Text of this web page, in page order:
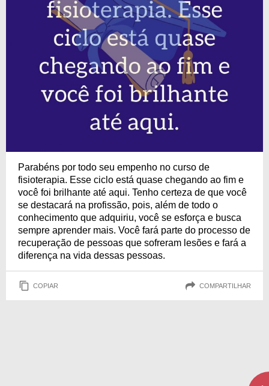
Parabéns por todo seu empenho no curso de
fisioterapia. Esse ciclo está quase chegando ao fim e
você foi brilhante até aqui. Tenho certeza de que você
se destacará na profissão, pois, além de todo o
conhecimento que adquiriu, você se esforça e busca
sempre aprender mais. Você fará parte do processo de
recuperação de pessoas que sofreram lesões e fará a
diferença na vida dessas pessoas.
COPIAR COMPARTILHAR